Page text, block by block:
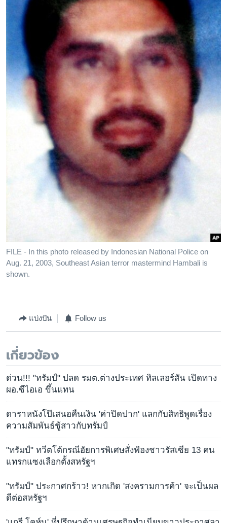
FILE - In this photo released by Indonesian National Police on
Aug. 21, 2003, Southeast Asian terror mastermind Hambali is
shown.
แบ่งปัน Follow us
เกี่ยวข้อง
ด่วน!!! "ทรัมป์" ปลด รมต.ต่างประเทศ ทิลเลอร์สัน เปิดทาง
ผอ.ซีไอเอ ขึ้นแทน
ดาราหนังโป๊เสนอคืนเงิน 'ค่าปิดปาก' แลกกับสิทธิพูดเรื่อง
ความสัมพันธ์ชู้สาวกับทรัมป์
"ทรัมป์" ทวีตโต้กรณีอัยการพิเศษสั่งฟ้องชาวรัสเซีย 13 คน
แทรกแซงเลือกตั้งสหรัฐฯ
"ทรัมป์" ประกาศกร้าว! หากเกิด 'สงครามการค้า' จะเป็นผล
ดีต่อสหรัฐฯ